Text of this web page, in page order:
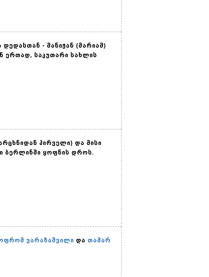
დედასთან - მანიჟან (მარიამ)
ერთად, საკუთარი სახლის
პირველი) და მისი
ბერლინში ყოფნის დროს.
ვარაზაშვილი და თამარ